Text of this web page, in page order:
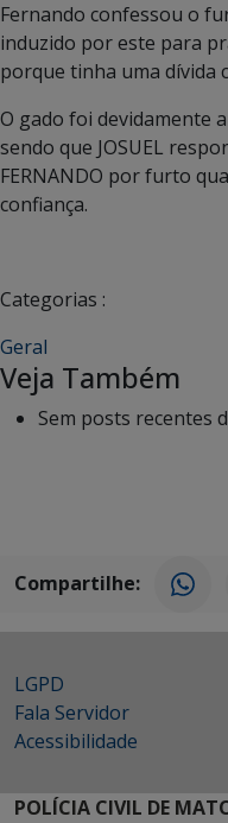
Fernando confessou o
induzido por este para
porque tinha uma dívida
O gado foi devidamente
sendo que JOSUEL
FERNANDO por furto
confiança.
Categorias :
Geral
Veja Também
Sem posts recentes
Compartilhe:
LGPD
Fala Servidor
Acessibilidade
POLÍCIA CIVIL DE